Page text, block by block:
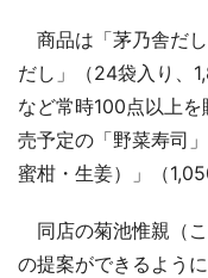
商品は「茅乃舎だ
だし」（24袋入り、
など常時100点以上
売予定の「野菜寿司
蜜柑・生姜）」（
同店の菊池惟親（
の提案ができるよう